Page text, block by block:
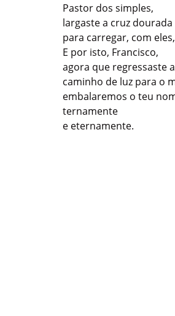
Pastor dos simples,
largaste a cruz dourada
para carregar, com
E por isto, Francisco,
agora que regressaste
caminho de luz para o
embalaremos o teu
ternamente
e eternamente.